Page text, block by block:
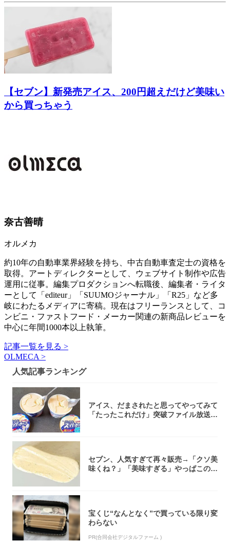
【セブン】新発売アイス、200円超えだけど美味い
から買っちゃう
奈古善晴
オルメカ
約10年の自動車業界経験を持ち、中古自動車査定士の資格を
取得。アートディレクターとして、ウェブサイト制作や広告
運用に従事。編集プロダクションへ転職後、編集者・ライタ
ーとして「editeur」「SUUMOジャーナル」「R25」など多
岐にわたるメディアに寄稿。現在はフリーランスとして、コ
ンビニ・ファストフード・メーカー関連の新商品レビューを
中心に年間1000本以上執筆。
記事一覧を見る >
OLMECA >
人気記事ランキング
アイス、だまされたと思ってやってみて
「たったこれだけ」突破ファイル放送で
セブン、人気すぎて再々販売→「クソ美
味くね？」「美味すぎる」やっぱこのク
宝くじ“なんとなく”で買っている限り変
わらない
PR(合同会社デジタルファーム )